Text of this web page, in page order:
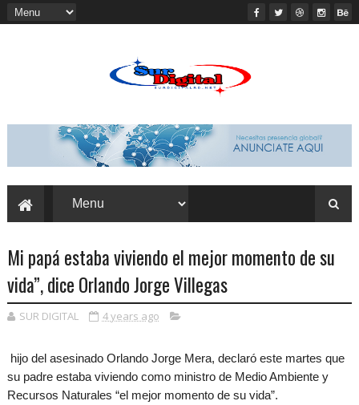
Mi papá estaba viviendo el mejor momento de su
vida”, dice Orlando Jorge Villegas
SUR DIGITAL 4 years ago
hijo del asesinado Orlando Jorge Mera, declaró este martes que
su padre estaba viviendo como ministro de Medio Ambiente y
Recursos Naturales “el mejor momento de su vida”.